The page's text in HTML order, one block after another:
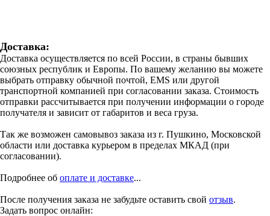
Доставка:
Доставка осуществляется по всей России, в страны бывших
союзных республик и Европы. По вашему желанию вы можете
выбрать отправку обычной почтой, EMS или другой
транспортной компанией при согласовании заказа. Стоимость
отправки рассчитывается при получении информации о городе
получателя и зависит от габаритов и веса груза.
Так же возможен самовывоз заказа из г. Пушкино, Московской
области или доставка курьером в пределах МКАД (при
согласовании).
Подробнее об оплате и доставке...
После получения заказа не забудьте оставить свой отзыв.
Задать вопрос онлайн: